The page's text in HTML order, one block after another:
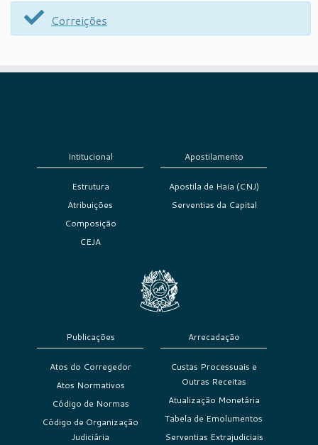
Correições
Intitucional
Estrutura
Atribuições
Composição
CEJA
Apostilamento
Apostila de Haia (CNJ)
Serventias da Capital
Publicações
Atos do Corregedor
Atos Normativos
Código de Normas
Código de Organização
Judiciária
Arrecadação
Custas Processuais e
Outras Receitas
Atualização Monetária
Tabela de Emolumentos
Serventias Extrajudiciais